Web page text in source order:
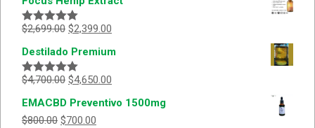
Valorado
5
$2,699.00 $2,399.00
Destilado Premium
Valorado
5
$4,700.00 $4,650.00
EMACBD Preventivo 1500mg
$800.00 $700.00